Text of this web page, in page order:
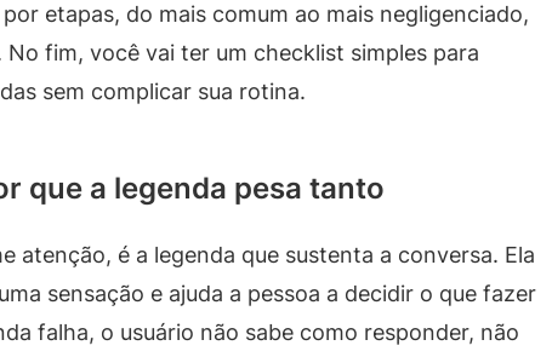
etapas, do mais comum ao mais negligenciado,
fim, você vai ter um checklist simples para
sem complicar sua rotina.
que a legenda pesa tanto
atenção, é a legenda que sustenta a conversa. Ela
sensação e ajuda a pessoa a decidir o que fazer
falha, o usuário não sabe como responder, não